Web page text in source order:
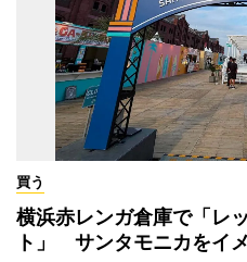
買う
横浜赤レンガ倉庫で「レ
ト」 サンタモニカをイ